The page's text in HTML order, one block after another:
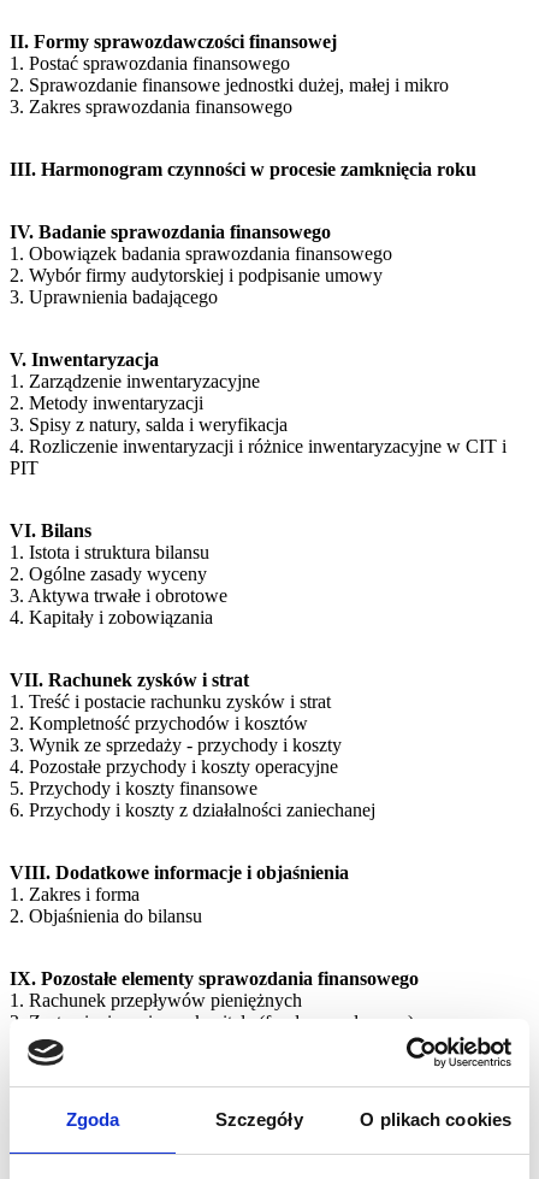
Zgoda Szczegóły O plikach cookies
II. Formy sprawozdawczości finansowej
1. Postać sprawozdania finansowego
2. Sprawozdanie finansowe jednostki dużej, małej i mikro
3. Zakres sprawozdania finansowego
III. Harmonogram czynności w procesie zamknięcia roku
IV. Badanie sprawozdania finansowego
1. Obowiązek badania sprawozdania finansowego
2. Wybór firmy audytorskiej i podpisanie umowy
3. Uprawnienia badającego
V. Inwentaryzacja
1. Zarządzenie inwentaryzacyjne
2. Metody inwentaryzacji
3. Spisy z natury, salda i weryfikacja
4. Rozliczenie inwentaryzacji i różnice inwentaryzacyjne w CIT i
PIT
VI. Bilans
1. Istota i struktura bilansu
2. Ogólne zasady wyceny
3. Aktywa trwałe i obrotowe
4. Kapitały i zobowiązania
VII. Rachunek zysków i strat
1. Treść i postacie rachunku zysków i strat
2. Kompletność przychodów i kosztów
3. Wynik ze sprzedaży - przychody i koszty
4. Pozostałe przychody i koszty operacyjne
5. Przychody i koszty finansowe
6. Przychody i koszty z działalności zaniechanej
VIII. Dodatkowe informacje i objaśnienia
1. Zakres i forma
2. Objaśnienia do bilansu
IX. Pozostałe elementy sprawozdania finansowego
1. Rachunek przepływów pieniężnych
2. Zestawienie zmian w kapitale (funduszu własnym)
X. Etapy zamknięcia ksiąg rachunkowych
2. Ostateczne zamknięcie ksiąg rachunkowych
3. Zestawienie obrotów i sald